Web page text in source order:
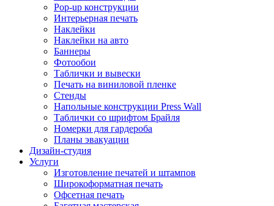
Pop-up конструкции
Интерьерная печать
Наклейки
Наклейки на авто
Баннеры
Фотообои
Таблички и вывески
Печать на виниловой пленке
Стенды
Напольные конструкции Press Wall
Таблички со шрифтом Брайля
Номерки для гардероба
Планы эвакуации
Дизайн-студия
Услуги
Изготовление печатей и штампов
Широкоформатная печать
Офсетная печать